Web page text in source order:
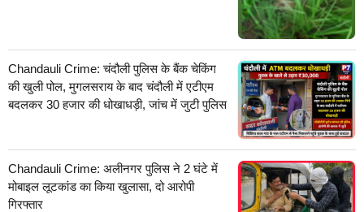
Chandauli Crime: चंदौली पुलिस के बैंक चेकिंग
की खुली पोल, मुगलसराय के बाद चंदौली में एटीएम
बदलकर 30 हजार की धोखाधड़ी, जांच में जुटी पुलिस
Chandauli Crime: अलीनगर पुलिस ने 2 घंटे में
मोबाइल लूटकांड का किया खुलासा, दो आरोपी
गिरफ्तार